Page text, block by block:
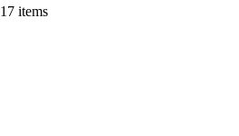
17 items